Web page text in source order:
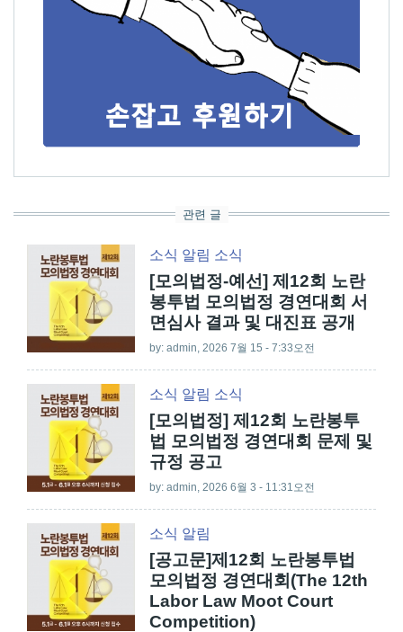
관련 글
소식 알림 소식
[모의법정-예선] 제12회 노란
봉투법 모의법정 경연대회 서
면심사 결과 및 대진표 공개
by: admin , 2026 7월 15 - 7:33오전
소식 알림 소식
[모의법정] 제12회 노란봉투
법 모의법정 경연대회 문제 및
규정 공고
by: admin , 2026 6월 3 - 11:31오전
소식 알림
[공고문]제12회 노란봉투법
모의법정 경연대회(The 12th
Labor Law Moot Court
Competition)